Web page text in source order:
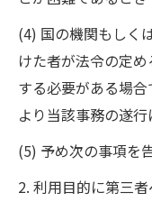
(4) 国の機関もしく
けた者が法令の定
する必要がある場
より当該事務の遂
(5) 予め次の事項を
2. 利用目的に第三